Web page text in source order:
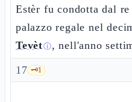
Estèr fu condotta dal
palazzo regale nel
Tevètⓘ, nell'anno
17 🗝️1